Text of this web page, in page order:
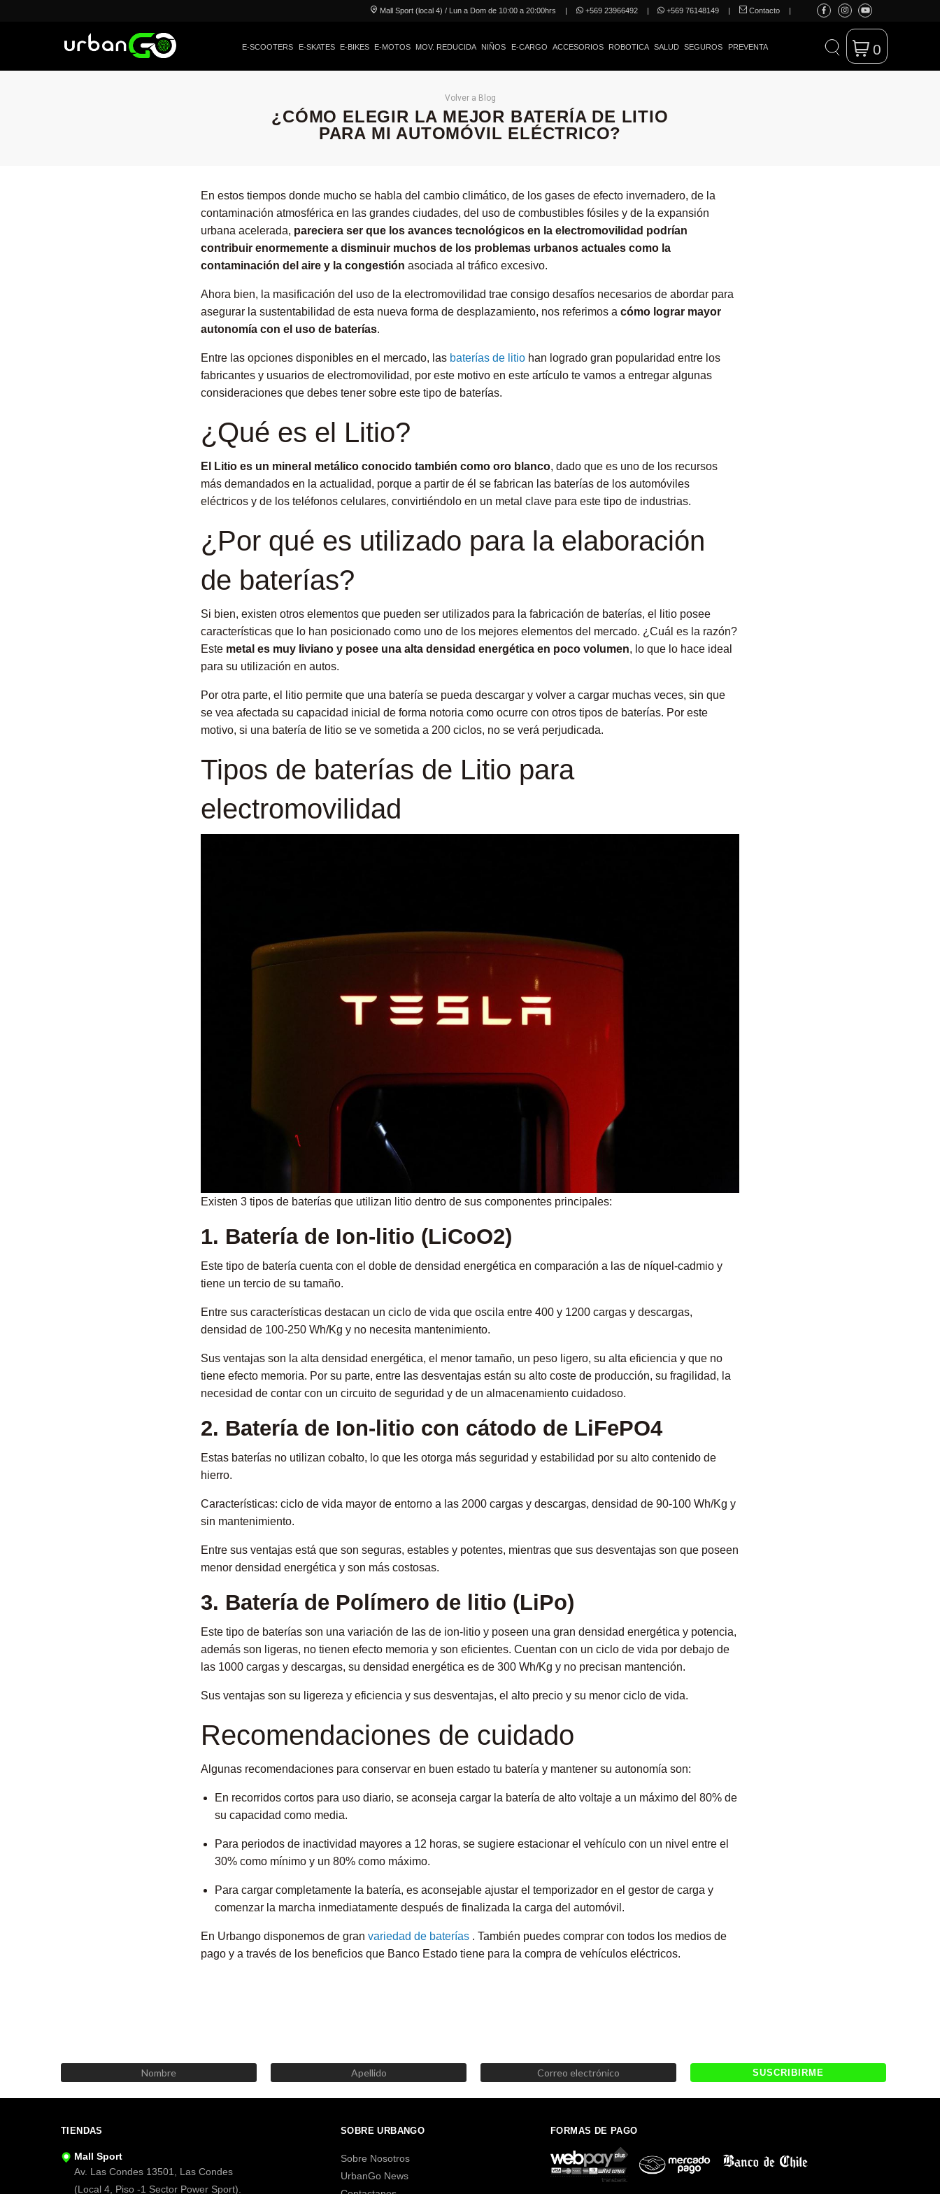
Mall Sport (local 4) / Lun a Dom de 10:00 a 20:00hrs | +569 23966492 | +569 76148149 | Contacto |
E-SCOOTERS E-SKATES E-BIKES E-MOTOS MOV. REDUCIDA NIÑOS E-CARGO ACCESORIOS ROBOTICA SALUD SEGUROS PREVENTA 0
Volver a Blog
¿CÓMO ELEGIR LA MEJOR BATERÍA DE LITIO
PARA MI AUTOMÓVIL ELÉCTRICO?
En estos tiempos donde mucho se habla del cambio climático, de los gases de efecto invernadero, de la
contaminación atmosférica en las grandes ciudades, del uso de combustibles fósiles y de la expansión
urbana acelerada, pareciera ser que los avances tecnológicos en la electromovilidad podrían
contribuir enormemente a disminuir muchos de los problemas urbanos actuales como la
contaminación del aire y la congestión asociada al tráfico excesivo.
Ahora bien, la masificación del uso de la electromovilidad trae consigo desafíos necesarios de abordar para
asegurar la sustentabilidad de esta nueva forma de desplazamiento, nos referimos a cómo lograr mayor
autonomía con el uso de baterías.
Entre las opciones disponibles en el mercado, las baterías de litio han logrado gran popularidad entre los
fabricantes y usuarios de electromovilidad, por este motivo en este artículo te vamos a entregar algunas
consideraciones que debes tener sobre este tipo de baterías.
¿Qué es el Litio?
El Litio es un mineral metálico conocido también como oro blanco, dado que es uno de los recursos
más demandados en la actualidad, porque a partir de él se fabrican las baterías de los automóviles
eléctricos y de los teléfonos celulares, convirtiéndolo en un metal clave para este tipo de industrias.
¿Por qué es utilizado para la elaboración
de baterías?
Si bien, existen otros elementos que pueden ser utilizados para la fabricación de baterías, el litio posee
características que lo han posicionado como uno de los mejores elementos del mercado. ¿Cuál es la razón?
Este metal es muy liviano y posee una alta densidad energética en poco volumen, lo que lo hace ideal
para su utilización en autos.
Por otra parte, el litio permite que una batería se pueda descargar y volver a cargar muchas veces, sin que
se vea afectada su capacidad inicial de forma notoria como ocurre con otros tipos de baterías. Por este
motivo, si una batería de litio se ve sometida a 200 ciclos, no se verá perjudicada.
Tipos de baterías de Litio para
electromovilidad
Existen 3 tipos de baterías que utilizan litio dentro de sus componentes principales:
1. Batería de Ion-litio (LiCoO2)
Este tipo de batería cuenta con el doble de densidad energética en comparación a las de níquel-cadmio y
tiene un tercio de su tamaño.
Entre sus características destacan un ciclo de vida que oscila entre 400 y 1200 cargas y descargas,
densidad de 100-250 Wh/Kg y no necesita mantenimiento.
Sus ventajas son la alta densidad energética, el menor tamaño, un peso ligero, su alta eficiencia y que no
tiene efecto memoria. Por su parte, entre las desventajas están su alto coste de producción, su fragilidad, la
necesidad de contar con un circuito de seguridad y de un almacenamiento cuidadoso.
2. Batería de Ion-litio con cátodo de LiFePO4
Estas baterías no utilizan cobalto, lo que les otorga más seguridad y estabilidad por su alto contenido de
hierro.
Características: ciclo de vida mayor de entorno a las 2000 cargas y descargas, densidad de 90-100 Wh/Kg y
sin mantenimiento.
Entre sus ventajas está que son seguras, estables y potentes, mientras que sus desventajas son que poseen
menor densidad energética y son más costosas.
3. Batería de Polímero de litio (LiPo)
Este tipo de baterías son una variación de las de ion-litio y poseen una gran densidad energética y potencia,
además son ligeras, no tienen efecto memoria y son eficientes. Cuentan con un ciclo de vida por debajo de
las 1000 cargas y descargas, su densidad energética es de 300 Wh/Kg y no precisan mantención.
Sus ventajas son su ligereza y eficiencia y sus desventajas, el alto precio y su menor ciclo de vida.
Recomendaciones de cuidado
Algunas recomendaciones para conservar en buen estado tu batería y mantener su autonomía son:
En recorridos cortos para uso diario, se aconseja cargar la batería de alto voltaje a un máximo del 80% de
su capacidad como media.
Para periodos de inactividad mayores a 12 horas, se sugiere estacionar el vehículo con un nivel entre el
30% como mínimo y un 80% como máximo.
Para cargar completamente la batería, es aconsejable ajustar el temporizador en el gestor de carga y
comenzar la marcha inmediatamente después de finalizada la carga del automóvil.
En Urbango disponemos de gran variedad de baterías . También puedes comprar con todos los medios de
pago y a través de los beneficios que Banco Estado tiene para la compra de vehículos eléctricos.
TIENDAS
Mall Sport
Av. Las Condes 13501, Las Condes
(Local 4, Piso -1 Sector Power Sport).
SOBRE URBANGO
Sobre Nosotros
UrbanGo News
FORMAS DE PAGO